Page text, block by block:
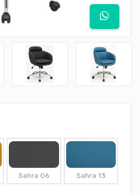
Sahra 06 Sahra 13